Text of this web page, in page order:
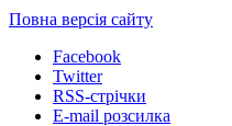
Повна версія сайту
Facebook
Twitter
RSS-стрічки
E-mail розсилка